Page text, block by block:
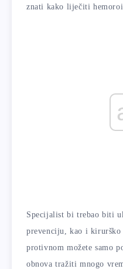
znati kako liječiti
Specijalist bi trebao biti
prevenciju, kao i
protivnom možete samo
obnova tražiti mnogo